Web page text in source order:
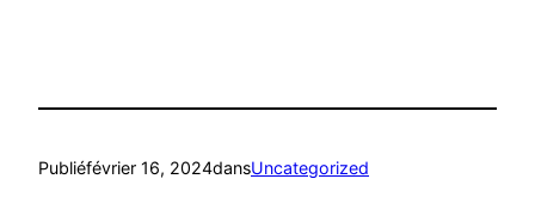
Publiéfévrier 16, 2024dansUncategorized